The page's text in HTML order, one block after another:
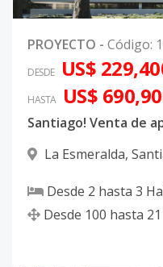
PROYECTO - Código:
DESDE US$
HASTA US$
La Esmeralda,
Desde 2 hasta 3
Desde 100 hasta